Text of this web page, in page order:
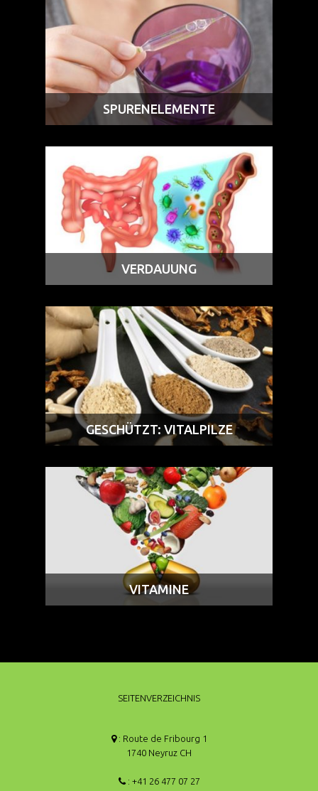
SPURENELEMENTE
VERDAUUNG
GESCHÜTZT: VITALPILZE
VITAMINE
SEITENVERZEICHNIS
: Route de Fribourg 1
1740 Neyruz CH
: +41 26 477 07 27